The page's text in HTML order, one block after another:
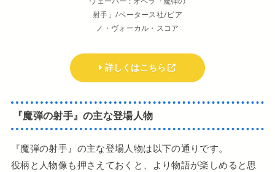
射手」/ペータース社/ピア
ノ・ヴォーカル・スコア
詳しくはこちら
『魔弾の射手』の主な登場人物
『魔弾の射手』の主な登場人物は以下の通りです。
役柄と人物像も押さえておくと、より物語が楽しめると思